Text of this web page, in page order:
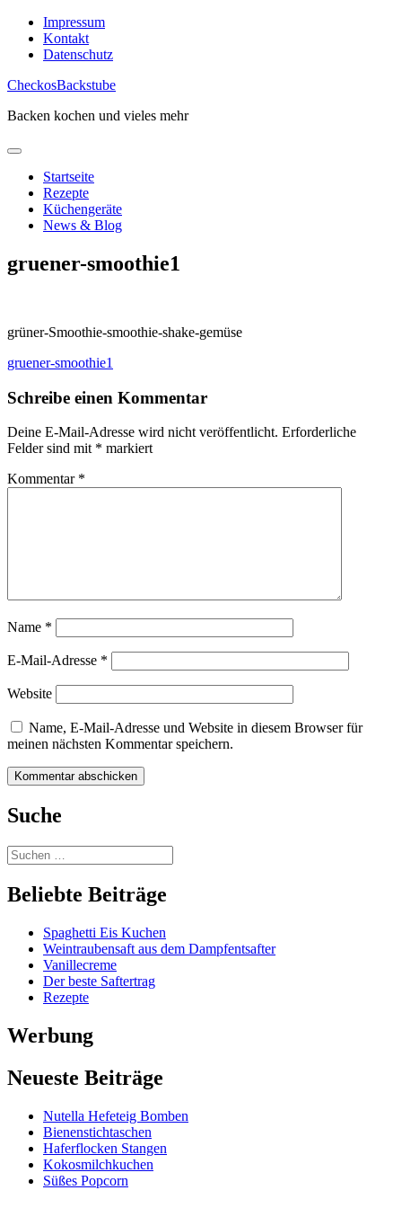
Skip
content
Impressum
Kontakt
Datenschutz
CheckosBackstube
Backen kochen und vieles mehr
Startseite
Rezepte
Küchengeräte
News & Blog
gruener-smoothie1
grüner-Smoothie-smoothie-shake-gemüse
Beitragsnavigation
gruener-smoothie1
Schreibe einen Kommentar
Deine E-Mail-Adresse wird nicht veröffentlicht. Erforderliche
Felder sind mit * markiert
Kommentar *
Name *
E-Mail-Adresse *
Website
Name, E-Mail-Adresse und Website in diesem Browser für
meinen nächsten Kommentar speichern.
Suche
Beliebte Beiträge
Spaghetti Eis Kuchen
Weintraubensaft aus dem Dampfentsafter
Vanillecreme
Der beste Saftertrag
Rezepte
Werbung
Neueste Beiträge
Nutella Hefeteig Bomben
Bienenstichtaschen
Haferflocken Stangen
Kokosmilchkuchen
Süßes Popcorn